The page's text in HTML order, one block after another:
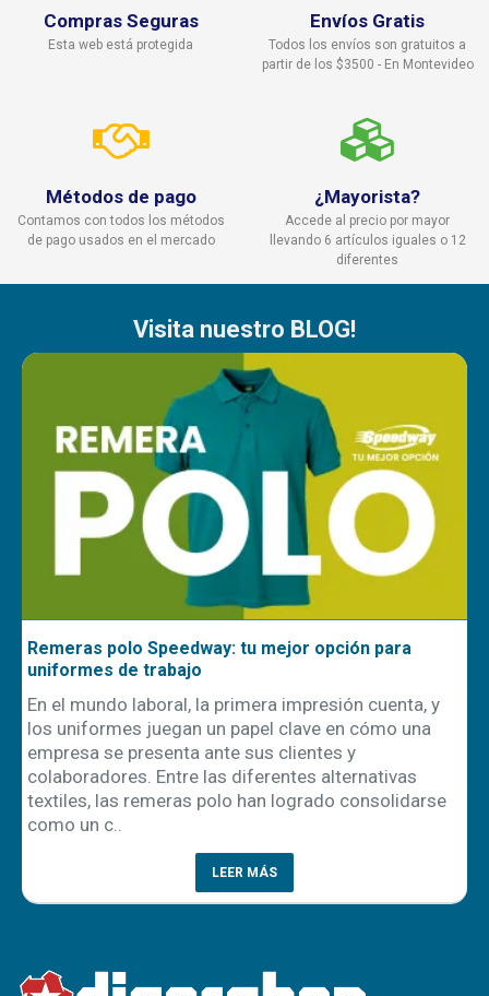
Compras Seguras
Esta web está protegida
Envíos Gratis
Todos los envíos son gratuitos a
partir de los $3500 - En Montevideo
Métodos de pago
Contamos con todos los métodos
de pago usados en el mercado
¿Mayorista?
Accede al precio por mayor
llevando 6 artículos iguales o 12
diferentes
Visita nuestro BLOG!
Remeras polo Speedway: tu mejor opción para
uniformes de trabajo
En el mundo laboral, la primera impresión cuenta, y
los uniformes juegan un papel clave en cómo una
empresa se presenta ante sus clientes y
colaboradores. Entre las diferentes alternativas
textiles, las remeras polo han logrado consolidarse
como un c..
LEER MÁS